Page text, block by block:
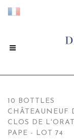
10 BOTTLES
CHÂTEAUNEUF
CLOS DE
PAPE - LOT 74